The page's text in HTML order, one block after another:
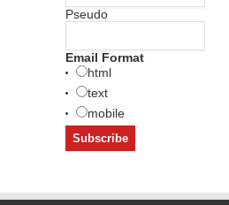
Pseudo
Email Format
html
text
mobile